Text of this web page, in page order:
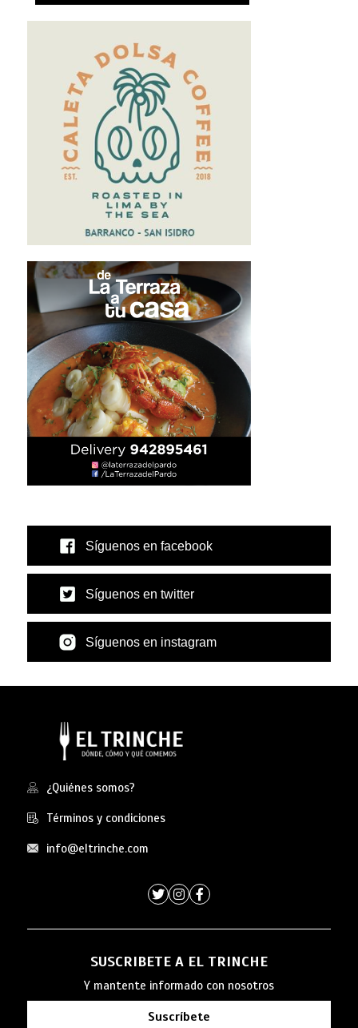
Síguenos en facebook
Síguenos en twitter
Síguenos en instagram
¿Quiénes somos?
Términos y condiciones
info@eltrinche.com
SUSCRIBETE A EL TRINCHE
Y mantente informado con nosotros
Suscríbete